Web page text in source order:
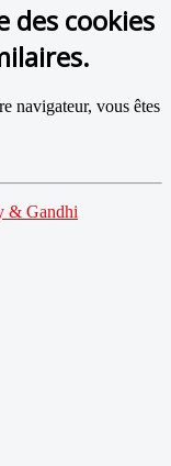
des cookies
navigateur, vous êtes
& Gandhi